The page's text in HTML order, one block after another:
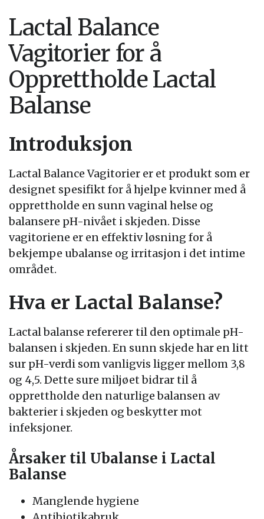
Lactal Balance
Vagitorier for å
Opprettholde Lactal
Balanse
Introduksjon
Lactal Balance Vagitorier er et produkt som er
designet spesifikt for å hjelpe kvinner med å
opprettholde en sunn vaginal helse og
balansere pH-nivået i skjeden. Disse
vagitoriene er en effektiv løsning for å
bekjempe ubalanse og irritasjon i det intime
området.
Hva er Lactal Balanse?
Lactal balanse refererer til den optimale pH-
balansen i skjeden. En sunn skjede har en litt
sur pH-verdi som vanligvis ligger mellom 3,8
og 4,5. Dette sure miljøet bidrar til å
opprettholde den naturlige balansen av
bakterier i skjeden og beskytter mot
infeksjoner.
Årsaker til Ubalanse i Lactal
Balanse
Manglende hygiene